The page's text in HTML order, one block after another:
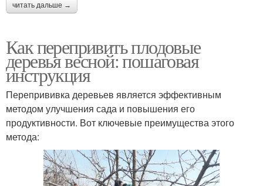
читать дальше →
Как перепривить плодовые
деревья весной: пошаговая
инструкция
Перепрививка деревьев является эффективным
методом улучшения сада и повышения его
продуктивности. Вот ключевые преимущества этого
метода: